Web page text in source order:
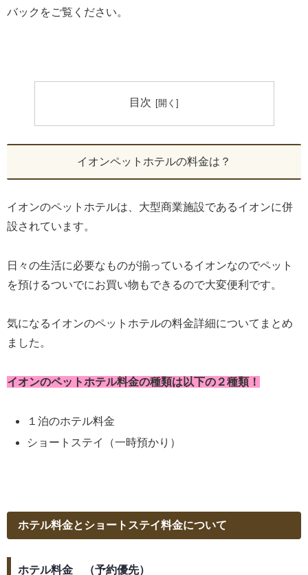
バックをご覧ください。
目次
イオンペットホテルの料金は？
イオンのペットホテルは、大型商業施設であるイオンに併
設されています。
日々の生活に必要なものが揃っているイオンなのでペット
を預けるついでにお買い物もできるので大変便利です。
気になるイオンのペットホテルの料金詳細についてまとめ
ました。
イオンのペットホテル料金の種類は以下の２種類！
１泊のホテル料金
ショートステイ（一時預かり）
ホテル料金とショートステイ料金について
ホテル料金 （予約優先）